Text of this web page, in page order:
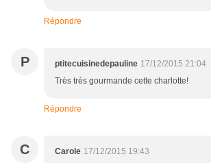
Répondre
P ptitecuisinedepauline 17/12/2015 21:04
Très très gourmande cette charlotte!
Répondre
C Carole 17/12/2015 19:43